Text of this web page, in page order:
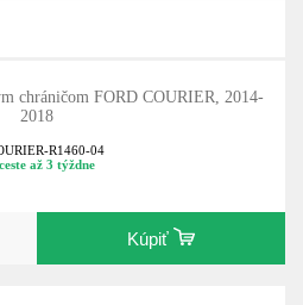
chráničom FORD COURIER, 2014-
2018
R1460-04
až 3 týždne
Kúpiť